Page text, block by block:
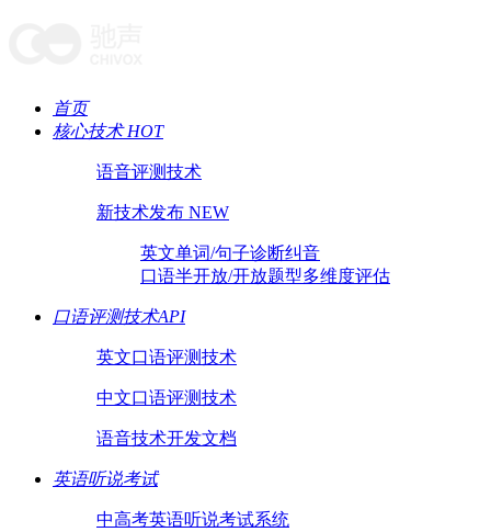
首页
核心技术 HOT
语音评测技术
新技术发布 NEW
英文单词/句子诊断纠音
口语半开放/开放题型多维度评估
口语评测技术API
英文口语评测技术
中文口语评测技术
语音技术开发文档
英语听说考试
中高考英语听说考试系统